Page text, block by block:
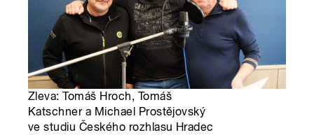
Zleva: Tomáš Hroch, Tomáš
Katschner a Michael Prostějovský
ve studiu Českého rozhlasu Hradec